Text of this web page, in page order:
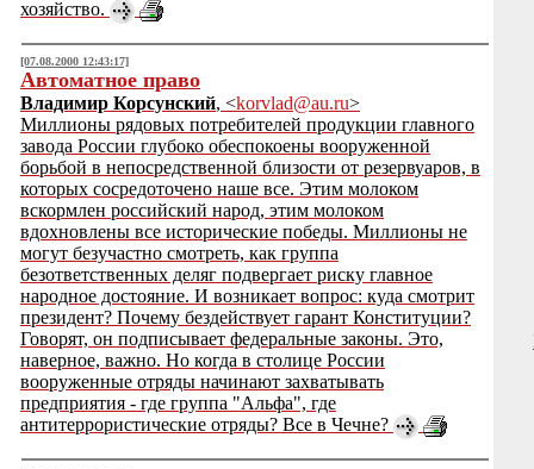
хозяйство.
[07.08.2000 12:43:17]
Автоматное право
Владимир Корсунский, <korvlad@au.ru>
Миллионы рядовых потребителей продукции главного
завода России глубоко обеспокоены вооруженной
борьбой в непосредственной близости от резервуаров, в
которых сосредоточено наше все. Этим молоком
вскормлен российский народ, этим молоком
вдохновлены все исторические победы. Миллионы не
могут безучастно смотреть, как группа
безответственных деляг подвергает риску главное
народное достояние. И возникает вопрос: куда смотрит
президент? Почему бездействует гарант Конституции?
Говорят, он подписывает федеральные законы. Это,
наверное, важно. Но когда в столице России
вооруженные отряды начинают захватывать
предприятия - где группа "Альфа", где
антитеррористические отряды? Все в Чечне?